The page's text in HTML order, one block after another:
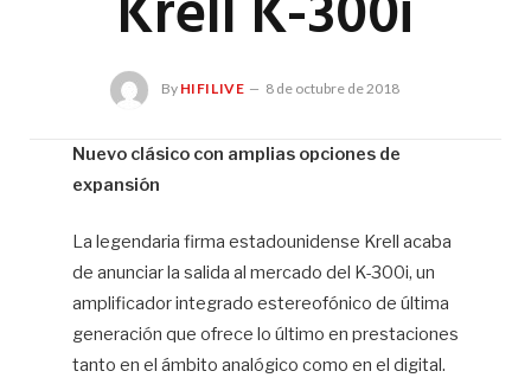
By HIFILIVE 8 de octubre de 2018
Nuevo clásico con amplias opciones de
expansión
La legendaria firma estadounidense Krell acaba
de anunciar la salida al mercado del K-300i, un
amplificador integrado estereofónico de última
generación que ofrece lo último en prestaciones
tanto en el ámbito analógico como en el digital.